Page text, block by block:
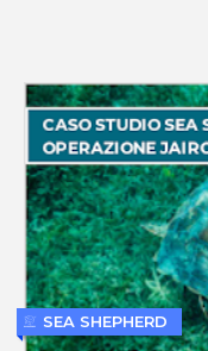
SEA SHEPHERD